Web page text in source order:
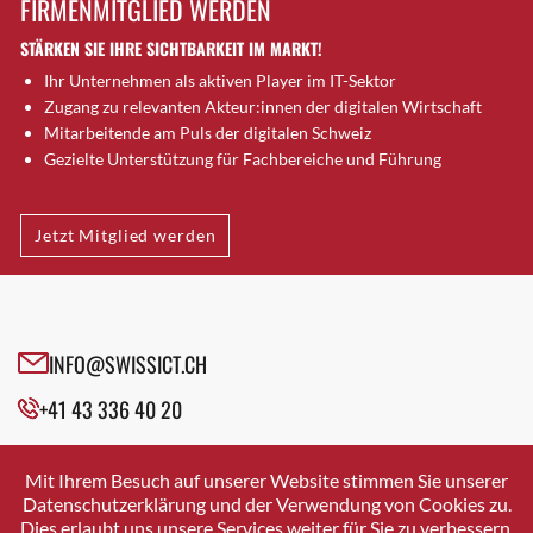
Brütten
Bubendorf
Bubikon
Buchs (SG)
Burgdorf
Bülach
Cazis
Cham
Davos Platz
Davos Platz 1
Dietikon
Dietlikon
FIRMENMITGLIED WERDEN
STÄRKEN SIE IHRE SICHTBARKEIT IM MARKT!
Ihr Unternehmen als aktiven Player im IT-Sektor
Zugang zu relevanten Akteur:innen der digitalen Wirtschaft
Mitarbeitende am Puls der digitalen Schweiz
Gezielte Unterstützung für Fachbereiche und Führung
Jetzt Mitglied werden
INFO@SWISSICT.CH
+41 43 336 40 20
SWISSICT
VULKANSTRASSE 120
8048 ZURICH
Mit Ihrem Besuch auf unserer Website stimmen Sie unserer
Datenschutzerklärung und der Verwendung von Cookies zu.
Dies erlaubt uns unsere Services weiter für Sie zu verbessern.